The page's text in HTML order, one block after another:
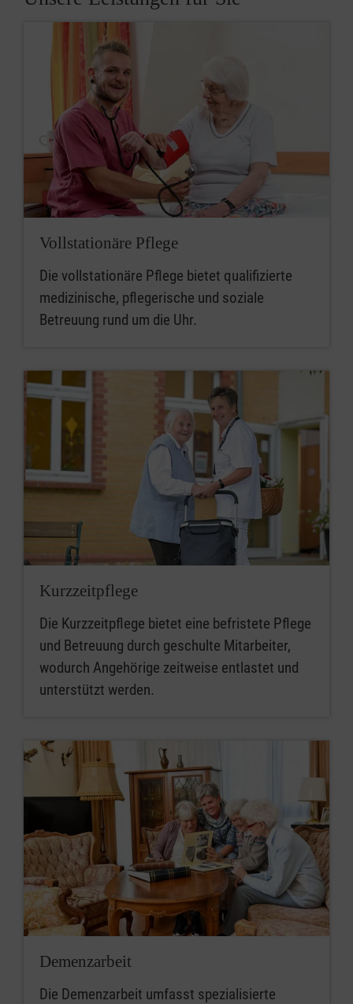
Vollstationäre Pflege
Die vollstationäre Pflege bietet qualifizierte
medizinische, pflegerische und soziale
Betreuung rund um die Uhr.
Kurzzeitpflege
Die Kurzzeitpflege bietet eine befristete Pflege
und Betreuung durch geschulte Mitarbeiter,
wodurch Angehörige zeitweise entlastet und
unterstützt werden.
Demenzarbeit
Die Demenzarbeit umfasst spezialisierte